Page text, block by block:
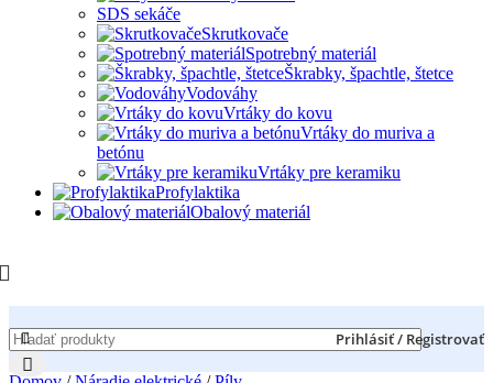
SDS sekáče
Skrutkovače
Spotrebný materiál
Škrabky, špachtle, štetce
Vodováhy
Vrtáky do kovu
Vrtáky do muriva a
betónu
Vrtáky pre keramiku
Profylaktika
Obalový materiál
Prihlásiť / Registrovať